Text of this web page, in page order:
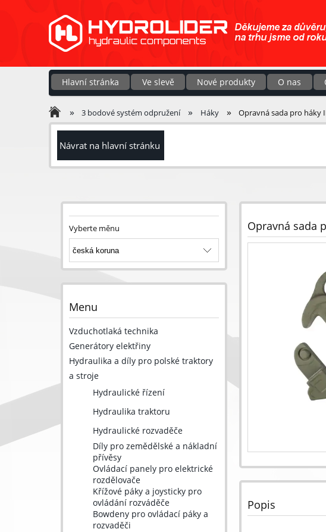
Hlavní stránka Ve slevě Nové produkty O nas
» 3 bodové systém odpružení » Háky » Opravná sada pro háky
Návrat na hlavní stránku
Vyberte měnu
Menu
Vzduchotlaká technika
Generátory elektřiny
Hydraulika a díly pro polské traktory
a stroje
Hydraulické řízení
Hydraulika traktoru
Hydraulické rozvaděče
Díly pro zemědělské a nákladní
přívěsy
Ovládací panely pro elektrické
rozdělovače
Křížové páky a joysticky pro
ovládání rozváděče
Bowdeny pro ovládací páky a
rozvaděči
Opravná sada
Popis